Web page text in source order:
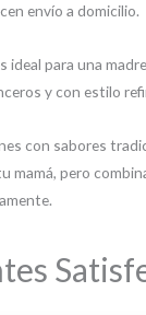
envío a domicilio.
ideal para una
y con estilo
con sabores
mamá, pero